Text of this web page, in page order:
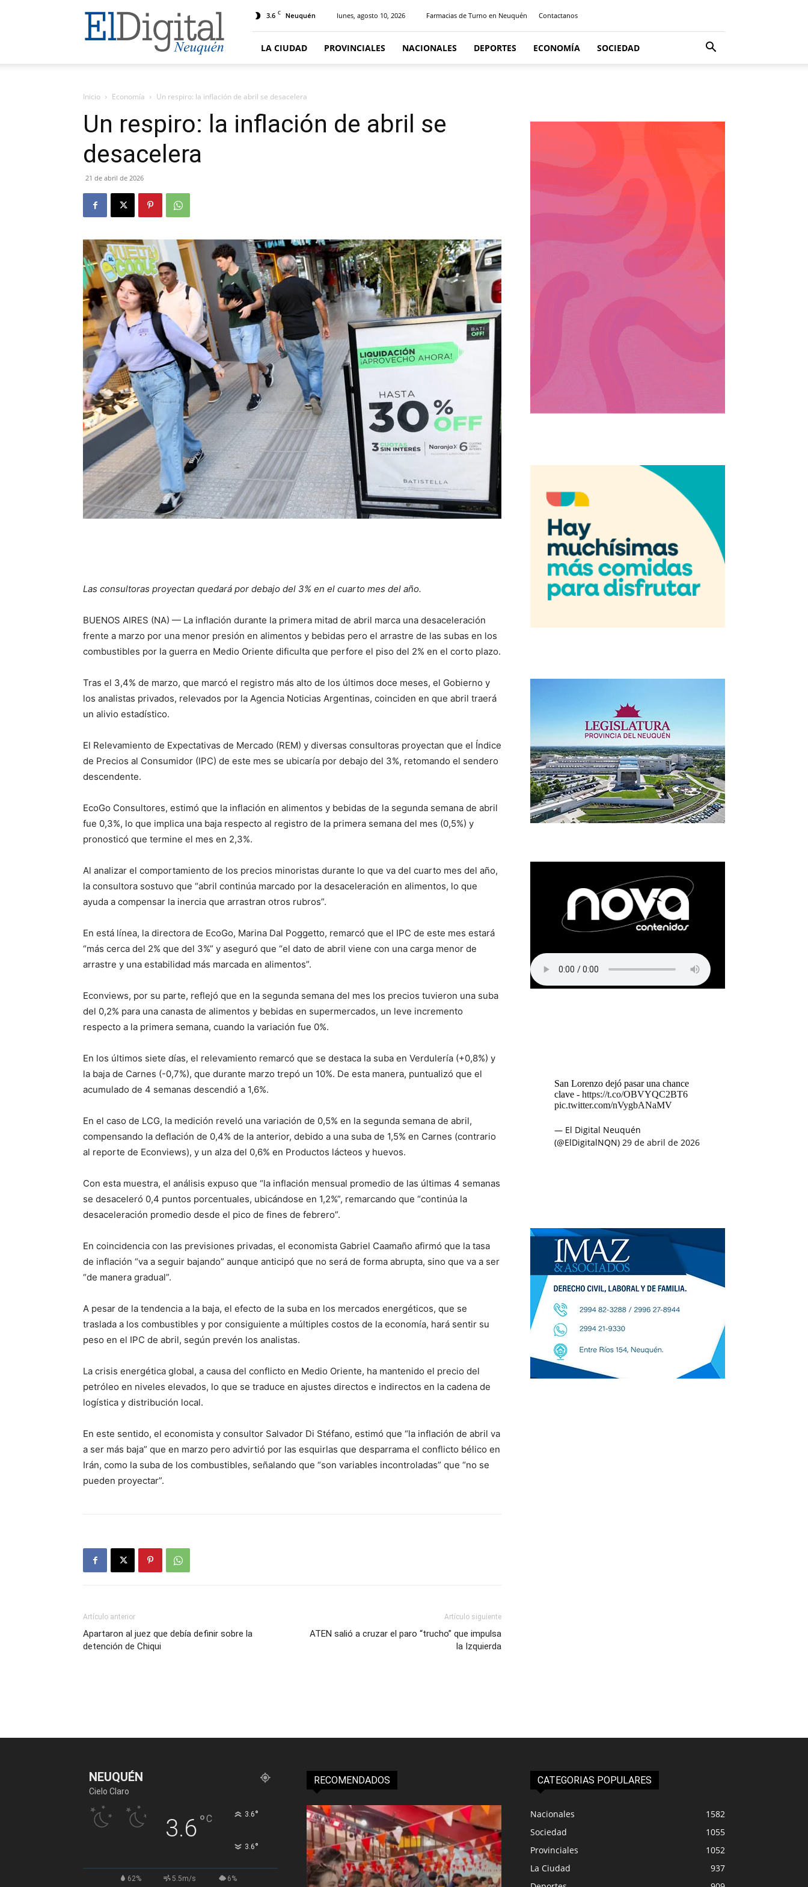
El
Digital
Neuquen
3.6 C Neuquén lunes, agosto 10, 2026 Farmacias de Turno en Neuquén Contactanos
LA CIUDAD PROVINCIALES NACIONALES DEPORTES ECONOMÍA SOCIEDAD
Inicio Economía Un respiro: la inflación de abril se desacelera
Un respiro: la inflación de abril se
desacelera
21 de abril de 2026
Las consultoras proyectan quedará por debajo del 3% en el cuarto mes del año.
BUENOS AIRES (NA) — La inflación durante la primera mitad de abril marca una desaceleración
frente a marzo por una menor presión en alimentos y bebidas pero el arrastre de las subas en los
combustibles por la guerra en Medio Oriente dificulta que perfore el piso del 2% en el corto plazo.
Tras el 3,4% de marzo, que marcó el registro más alto de los últimos doce meses, el Gobierno y
los analistas privados, relevados por la Agencia Noticias Argentinas, coinciden en que abril traerá
un alivio estadístico.
El Relevamiento de Expectativas de Mercado (REM) y diversas consultoras proyectan que el Índice
de Precios al Consumidor (IPC) de este mes se ubicaría por debajo del 3%, retomando el sendero
descendente.
EcoGo Consultores, estimó que la inflación en alimentos y bebidas de la segunda semana de abril
fue 0,3%, lo que implica una baja respecto al registro de la primera semana del mes (0,5%) y
pronosticó que termine el mes en 2,3%.
Al analizar el comportamiento de los precios minoristas durante lo que va del cuarto mes del año,
la consultora sostuvo que “abril continúa marcado por la desaceleración en alimentos, lo que
ayuda a compensar la inercia que arrastran otros rubros”.
En está línea, la directora de EcoGo, Marina Dal Poggetto, remarcó que el IPC de este mes estará
“más cerca del 2% que del 3%” y aseguró que “el dato de abril viene con una carga menor de
arrastre y una estabilidad más marcada en alimentos”.
Econviews, por su parte, reflejó que en la segunda semana del mes los precios tuvieron una suba
del 0,2% para una canasta de alimentos y bebidas en supermercados, un leve incremento
respecto a la primera semana, cuando la variación fue 0%.
En los últimos siete días, el relevamiento remarcó que se destaca la suba en Verdulería (+0,8%) y
la baja de Carnes (-0,7%), que durante marzo trepó un 10%. De esta manera, puntualizó que el
acumulado de 4 semanas descendió a 1,6%.
En el caso de LCG, la medición reveló una variación de 0,5% en la segunda semana de abril,
compensando la deflación de 0,4% de la anterior, debido a una suba de 1,5% en Carnes (contrario
al reporte de Econviews), y un alza del 0,6% en Productos lácteos y huevos.
Con esta muestra, el análisis expuso que “la inflación mensual promedio de las últimas 4 semanas
se desaceleró 0,4 puntos porcentuales, ubicándose en 1,2%”, remarcando que “continúa la
desaceleración promedio desde el pico de fines de febrero”.
En coincidencia con las previsiones privadas, el economista Gabriel Caamaño afirmó que la tasa
de inflación “va a seguir bajando” aunque anticipó que no será de forma abrupta, sino que va a ser
“de manera gradual”.
A pesar de la tendencia a la baja, el efecto de la suba en los mercados energéticos, que se
traslada a los combustibles y por consiguiente a múltiples costos de la economía, hará sentir su
peso en el IPC de abril, según prevén los analistas.
La crisis energética global, a causa del conflicto en Medio Oriente, ha mantenido el precio del
petróleo en niveles elevados, lo que se traduce en ajustes directos e indirectos en la cadena de
logística y distribución local.
En este sentido, el economista y consultor Salvador Di Stéfano, estimó que “la inflación de abril va
a ser más baja” que en marzo pero advirtió por las esquirlas que desparrama el conflicto bélico en
Irán, como la suba de los combustibles, señalando que “son variables incontroladas” que “no se
pueden proyectar”.
Artículo anterior
Apartaron al juez que debía definir sobre la
detención de Chiqui
Artículo siguiente
ATEN salió a cruzar el paro “trucho” que impulsa
la Izquierda
San Lorenzo dejó pasar una chance
clave - https://t.co/OBVYQC2BT6
pic.twitter.com/nVygbANaMV
— El Digital Neuquén
(@ElDigitalNQN) 29 de abril de 2026
NEUQUÉN
Cielo Claro
3.6°C 3.6°
3.6°
62% 5.5m/s 6%
RECOMENDADOS CATEGORIAS POPULARES
Nacionales
1582
Sociedad
1055
Provinciales
1052
La Ciudad
937